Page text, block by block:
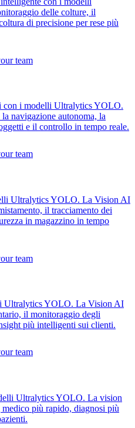
delle colture, il
di precisione per rese più
con i modelli Ultralytics YOLO.
navigazione autonoma, la
e il controllo in tempo reale.
Ultralytics YOLO. La Vision AI
il tracciamento dei
in magazzino in tempo
Ultralytics YOLO. La Vision AI
il monitoraggio degli
più intelligenti sui clienti.
Ultralytics YOLO. La vision
più rapido, diagnosi più